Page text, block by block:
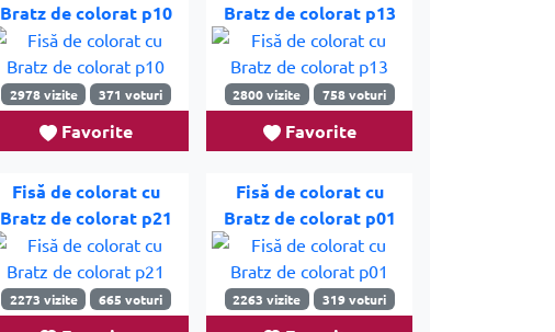
Bratz de colorat p10
2978 vizite 371 voturi
Favorite
Bratz de colorat p13
2800 vizite 758 voturi
Favorite
Fisă de colorat cu
Bratz de colorat p21
2273 vizite 665 voturi
Fisă de colorat cu
Bratz de colorat p01
2263 vizite 319 voturi